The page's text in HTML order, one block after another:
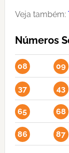
Veja também:
Números
08 09
37 43
65 68
86 87